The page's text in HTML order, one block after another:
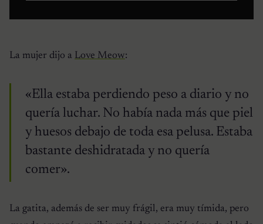
La mujer dijo a Love Meow:
«Ella estaba perdiendo peso a diario y no
quería luchar. No había nada más que piel
y huesos debajo de toda esa pelusa. Estaba
bastante deshidratada y no quería
comer».
La gatita, además de ser muy frágil, era muy tímida, pero